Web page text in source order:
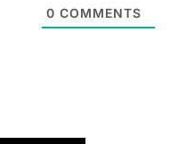
0 COMMENTS